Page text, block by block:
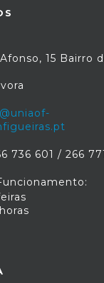
15 Bairro
736 601 / 266